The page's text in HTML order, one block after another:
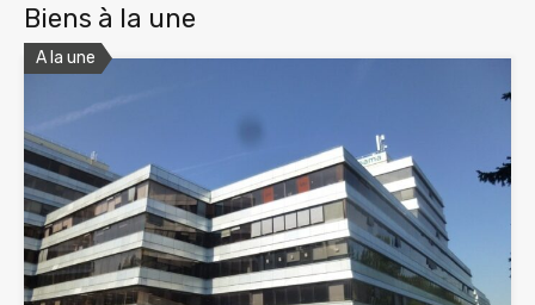
Biens à la une
A la une